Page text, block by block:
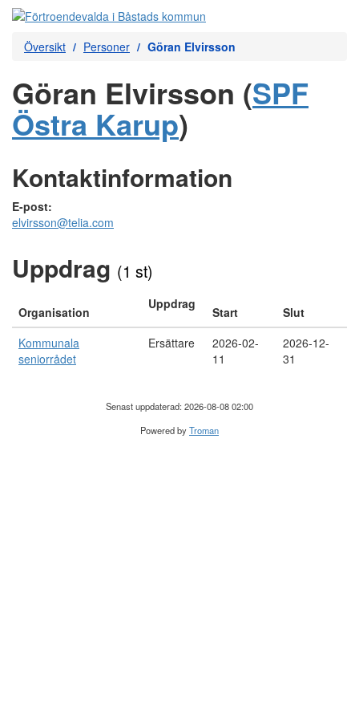
Översikt Personer Göran Elvirsson
Göran Elvirsson (SPF
Östra Karup)
Kontaktinformation
E-post:
elvirsson@telia.com
Uppdrag (1 st)
Organisation
Uppdrag
Start
Slut
Kommunala
seniorrådet
Ersättare
2026-02-
11
2026-12-
31
Senast uppdaterad: 2026-08-08 02:00
Powered byTroman